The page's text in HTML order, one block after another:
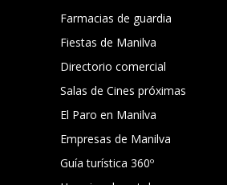
Farmacias de guardia
Fiestas de Manilva
Directorio comercial
Salas de Cines próximas
El Paro en Manilva
Empresas de Manilva
Guía turística 360º